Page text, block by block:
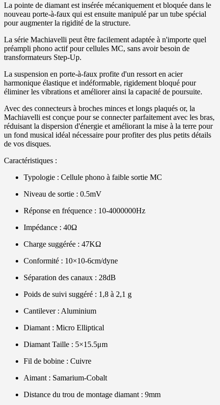
La pointe de diamant est insérée mécaniquement et bloquée dans le
nouveau porte-à-faux qui est ensuite manipulé par un tube spécial
pour augmenter la rigidité de la structure.
La série Machiavelli peut être facilement adaptée à n'importe quel
préampli phono actif pour cellules MC, sans avoir besoin de
transformateurs Step-Up.
La suspension en porte-à-faux profite d'un ressort en acier
harmonique élastique et indéformable, rigidement bloqué pour
éliminer les vibrations et améliorer ainsi la capacité de poursuite.
Avec des connecteurs à broches minces et longs plaqués or, la
Machiavelli est conçue pour se connecter parfaitement avec les bras,
réduisant la dispersion d'énergie et améliorant la mise à la terre pour
un fond musical idéal nécessaire pour profiter des plus petits détails
de vos disques.
Caractéristiques :
Typologie : Cellule phono à faible sortie MC
Niveau de sortie : 0.5mV
Réponse en fréquence : 10-4000000Hz
Impédance : 40Ω
Charge suggérée : 47KΩ
Conformité : 10×10-6cm/dyne
Séparation des canaux : 28dB
Poids de suivi suggéré : 1,8 à 2,1 g
Cantilever : Aluminium
Diamant : Micro Elliptical
Diamant Taille : 5×15.5μm
Fil de bobine : Cuivre
Aimant : Samarium-Cobalt
Distance du trou de montage diamant : 9mm